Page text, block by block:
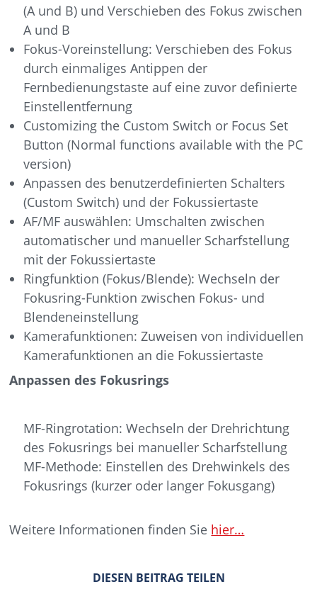
(A und B) und Verschieben des Fokus zwischen
A und B
Fokus-Voreinstellung: Verschieben des Fokus
durch einmaliges Antippen der
Fernbedienungstaste auf eine zuvor definierte
Einstellentfernung
Customizing the Custom Switch or Focus Set
Button (Normal functions available with the PC
version)
Anpassen des benutzerdefinierten Schalters
(Custom Switch) und der Fokussiertaste
AF/MF auswählen: Umschalten zwischen
automatischer und manueller Scharfstellung
mit der Fokussiertaste
Ringfunktion (Fokus/Blende): Wechseln der
Fokusring-Funktion zwischen Fokus- und
Blendeneinstellung
Kamerafunktionen: Zuweisen von individuellen
Kamerafunktionen an die Fokussiertaste
Anpassen des Fokusrings
MF-Ringrotation: Wechseln der Drehrichtung
des Fokusrings bei manueller Scharfstellung
MF-Methode: Einstellen des Drehwinkels des
Fokusrings (kurzer oder langer Fokusgang)
Weitere Informationen finden Sie hier…
DIESEN BEITRAG TEILEN